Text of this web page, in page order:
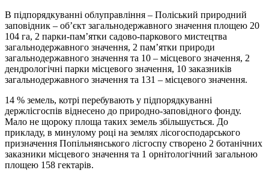
В підпорядкуванні облуправління – Поліський природний
заповідник – об’єкт загальнодержавного значення площею 20
104 га, 2 парки-пам’ятки садово-паркового мистецтва
загальнодержавного значення, 2 пам’ятки природи
загальнодержавного значення та 10 – місцевого значення, 2
дендрологічні парки місцевого значення, 10 заказників
загальнодержавного значення та 131 – місцевого значення.
14 % земель, котрі перебувають у підпорядкуванні
держлісгоспів віднесено до природно-заповідного фонду.
Мало не щороку площа таких земель збільшується. До
прикладу, в минулому році на землях лісогосподарського
призначення Попільнянського лісгоспу створено 2 ботанічних
заказники місцевого значення та 1 орнітологічний загальною
площею 158 гектарів.